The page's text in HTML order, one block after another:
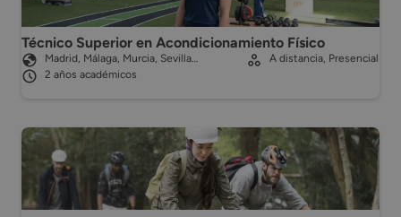
Técnico Superior en Acondicionamiento Físico
Madrid, Málaga, Murcia, Sevilla…
2 años académicos
A distancia, Presencial